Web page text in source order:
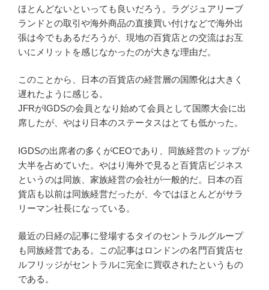
ほとんどないといっても良いだろう。ラグジュアリーブ
ランドとの取引や海外商品の直接買い付けなどで海外出
張は今でもあるだろうが、現地の百貨店との交流はお互
いにメリットを感じなかったのが大きな理由だ。
このことから、日本の百貨店の経営層の国際化は大きく
遅れたように感じる。
JFRがIGDSの会員となり始めて会員として国際大会に出
席したが、やはり日本のステータスはとても低かった。
IGDSの出席者の多くがCEOであり、同族経営のトップが
大半を占めていた。やはり海外で見ると百貨店ビジネス
というのは同族、家族経営の会社が一般的だ。日本の百
貨店も以前は同族経営だったが、今ではほとんどがサラ
リーマン社長になっている。
最近の日経の記事に登場するタイのセントラルグループ
も同族経営である。この記事はロンドンの名門百貨店セ
ルフリッジがセントラルに完全に買収されたというもの
である。